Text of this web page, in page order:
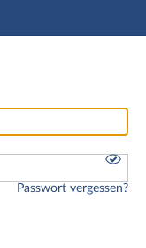
Passwort vergessen?